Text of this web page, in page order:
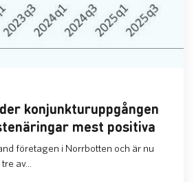
konjunkturuppgången
mest positiva
företagen i Norrbotten och är nu
av...